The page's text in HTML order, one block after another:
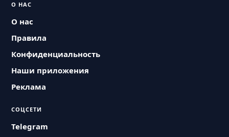
О НАС
О нас
Правила
Конфиденциальность
Наши приложения
Реклама
СОЦСЕТИ
Telegram